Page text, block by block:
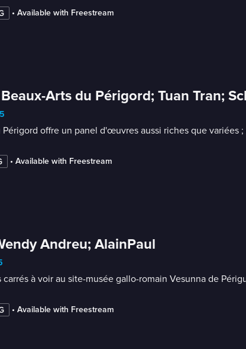
• Available with Freestream
Beaux-Arts du Périgord; Tuan Tran;
offre un panel d'œuvres aussi riches que
• Available with Freestream
Andreu; AlainPaul
à voir au site-musée gallo-romain Vesunna de
• Available with Freestream